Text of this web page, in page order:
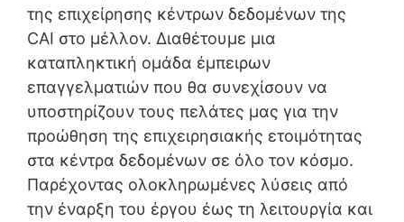
της επιχείρησης κέντρων δεδομένων της
CAI στο μέλλον. Διαθέτουμε μια
καταπληκτική ομάδα έμπειρων
επαγγελματιών που θα συνεχίσουν να
υποστηρίζουν τους πελάτες μας για την
προώθηση της επιχειρησιακής ετοιμότητας
στα κέντρα δεδομένων σε όλο τον κόσμο.
Παρέχοντας ολοκληρωμένες λύσεις από
την έναρξη του έργου έως τη λειτουργία και